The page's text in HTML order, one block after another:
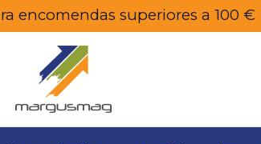
encomendas superiores a 100 €